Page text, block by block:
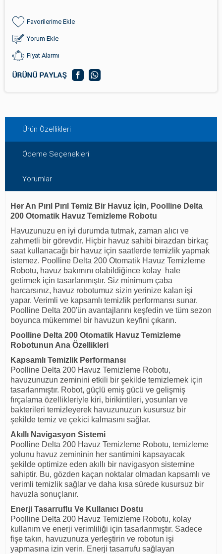
Favorilerime Ekle
Yorum Ekle
Fiyat Alarmı
Ürün Özellikleri
Ödeme Seçenekleri
Yorumlar
Her An Pırıl Pırıl Temiz Bir Havuz İçin, Poolline Delta
200 Otomatik Havuz Temizleme Robotu
Havuzunuzu en iyi durumda tutmak, zaman alıcı ve
zahmetli bir görevdir. Hiçbir havuz sahibi birazdan birkaç
saat kullanacağı bir havuz için saatlerde temizlik yapmak
istemez. Poolline Delta 200 Otomatik Havuz Temizleme
Robotu, havuz bakımını olabildiğince kolay hale
getirmek için tasarlanmıştır. Siz minimum çaba
harcarsınız, havuz robotumuz sizin yerinize kalan işi
yapar. Verimli ve kapsamlı temizlik performansı sunar.
Poolline Delta 200'ün avantajlarını keşfedin ve tüm sezon
boyunca mükemmel bir havuzun keyfini çıkarın.
Poolline Delta 200 Otomatik Havuz Temizleme
Robotunun Ana Özellikleri
Kapsamlı Temizlik Performansı
Poolline Delta 200 Havuz Temizleme Robotu,
havuzunuzun zeminini etkili bir şekilde temizlemek için
tasarlanmıştır. Robot, güçlü emiş gücü ve gelişmiş
fırçalama özellikleriyle kiri, birikintileri, yosunları ve
bakterileri temizleyerek havuzunuzun kusursuz bir
şekilde temiz ve çekici kalmasını sağlar.
Akıllı Navigasyon Sistemi
Poolline Delta 200 Havuz Temizleme Robotu, temizleme
yolunu havuz zemininin her santimini kapsayacak
şekilde optimize eden akıllı bir navigasyon sistemine
sahiptir. Bu, gözden kaçan noktalar olmadan kapsamlı ve
verimli temizlik sağlar ve daha kısa sürede kusursuz bir
havuzla sonuçlanır.
Enerji Tasarruflu Ve Kullanıcı Dostu
Poolline Delta 200 Havuz Temizleme Robotu, kolay
kullanım ve enerji verimliliği için tasarlanmıştır. Sadece
fişe takın, havuzunuza yerleştirin ve robotun işi
yapmasına izin verin. Enerji tasarrufu sağlayan